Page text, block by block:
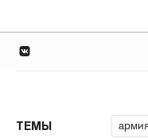
ТЕМЫ армия